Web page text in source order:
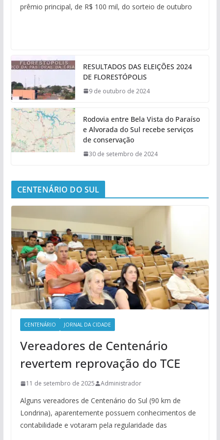
prêmio principal, de R$ 100 mil, do sorteio de outubro
RESULTADOS DAS ELEIÇÕES 2024
DE FLORESTÓPOLIS
9 de outubro de 2024
Rodovia entre Bela Vista do Paraíso
e Alvorada do Sul recebe serviços
de conservação
30 de setembro de 2024
CENTENÁRIO DO SUL
CENTENÁRIO JORNAL DA CIDADE
Vereadores de Centenário
revertem reprovação do TCE
11 de setembro de 2025 Administrador
Alguns vereadores de Centenário do Sul (90 km de
Londrina), aparentemente possuem conhecimentos de
contabilidade e votaram pela regularidade das